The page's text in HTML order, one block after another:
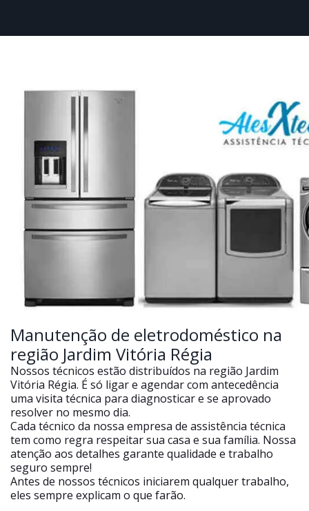
Manutenção de eletrodoméstico na
região Jardim Vitória Régia
Nossos técnicos estão distribuídos na região Jardim
Vitória Régia. É só ligar e agendar com antecedência
uma visita técnica para diagnosticar e se aprovado
resolver no mesmo dia.
Cada técnico da nossa empresa de assistência técnica
tem como regra respeitar sua casa e sua família. Nossa
atenção aos detalhes garante qualidade e trabalho
seguro sempre!
Antes de nossos técnicos iniciarem qualquer trabalho,
eles sempre explicam o que farão.